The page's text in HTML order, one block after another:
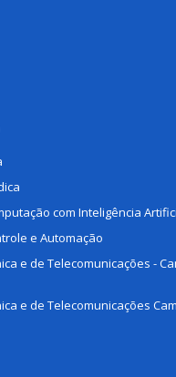
com Inteligência
e Automação
e de Telecomunicações -
e de Telecomunicações